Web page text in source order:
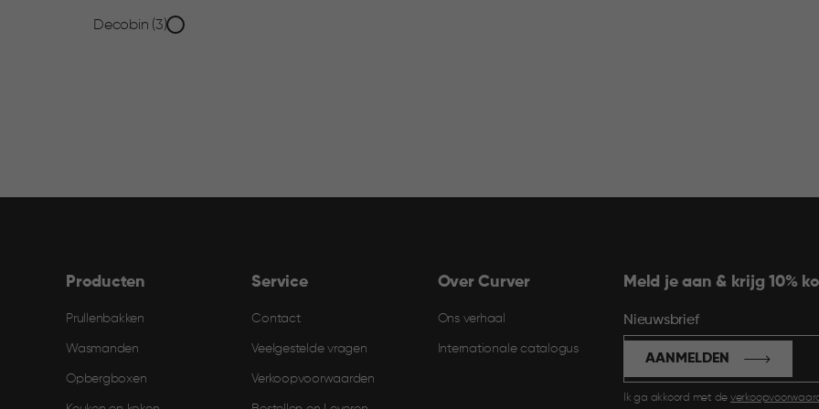
Collectie
Decobin (3)
Producten
Prullenbakken
Wasmanden
Opbergboxen
Service
Contact
Veelgestelde vragen
Verkoopvoorwaarden
Over Curver
Ons verhaal
Internationale catalogus
Meld je aan & krijg 10%
Nieuwsbrief
Ik ga akkoord met de
AANMELDEN